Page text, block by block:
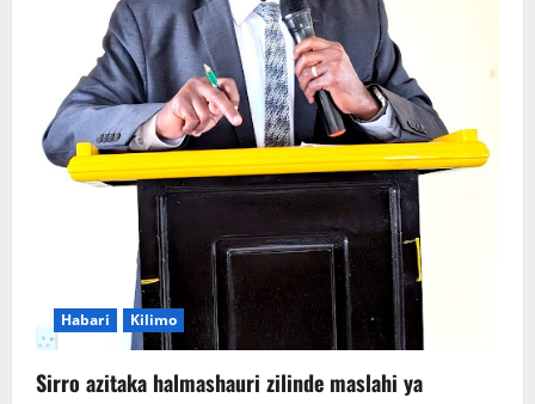
Habari Kilimo
Sirro azitaka halmashauri zilinde maslahi ya